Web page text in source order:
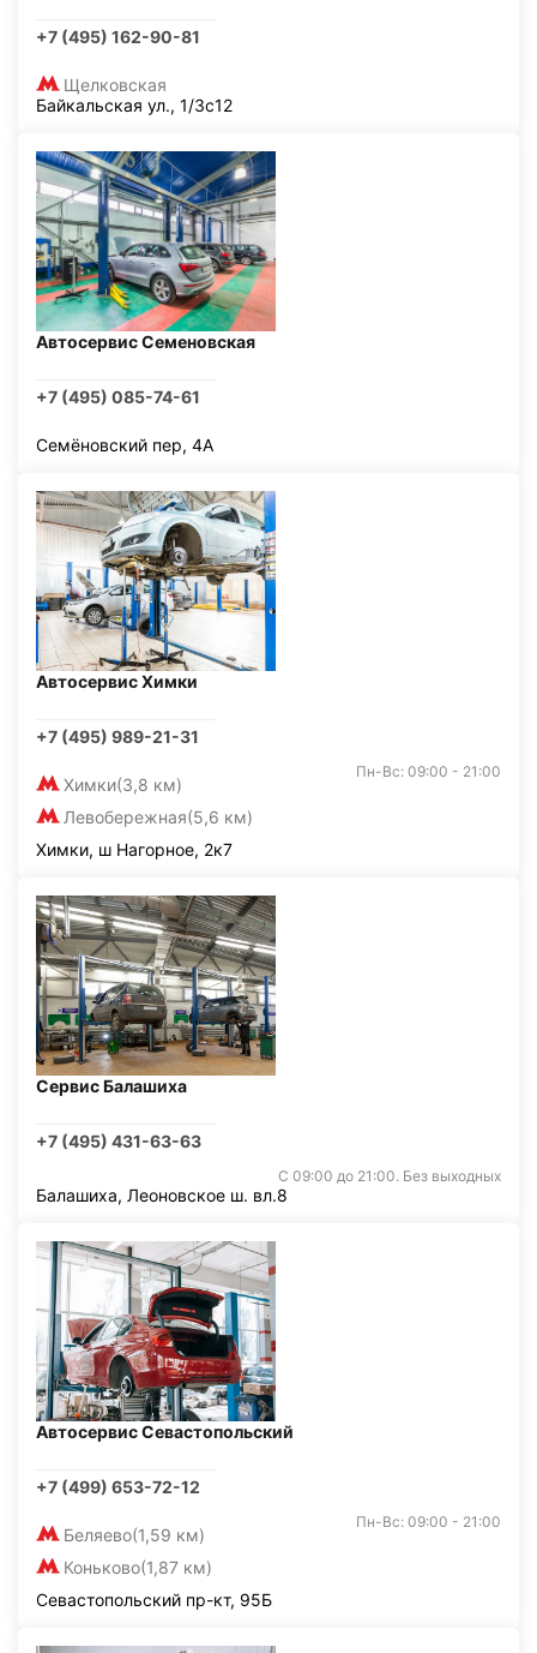
+7 (495) 162-90-81
Щелковская
Байкальская ул., 1/3с12
Автосервис Семеновская
+7 (495) 085-74-61
Семёновский пер, 4А
Автосервис Химки
+7 (495) 989-21-31
Химки(3,8 км)
Левобережная(5,6 км)
Пн-Вс: 09:00 - 21:00
Химки, ш Нагорное, 2к7
Сервис Балашиха
+7 (495) 431-63-63
С 09:00 до 21:00. Без выходных
Балашиха, Леоновское ш. вл.8
Автосервис Севастопольский
+7 (499) 653-72-12
Беляево(1,59 км)
Коньково(1,87 км)
Пн-Вс: 09:00 - 21:00
Севастопольский пр-кт, 95Б